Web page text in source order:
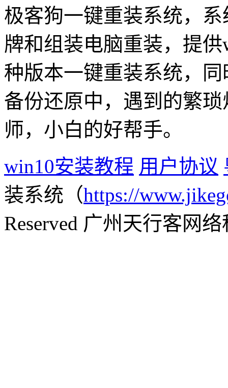
极客狗一键重装系统，
牌和组装电脑重装，提
种版本一键重装系统，
备份还原中，遇到的繁
师，小白的好帮手。
win10安装教程 用户协议
装系统（https://
Reserved 广州天行客网